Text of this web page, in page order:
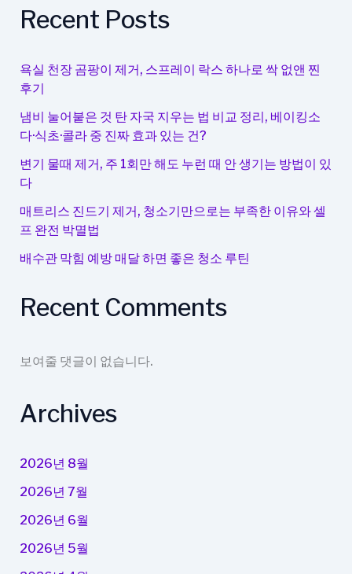
양
분
으
샐
러
드
욱
있
Recent Posts
욕실 천장 곰팡이 제거, 스프레이 락스 하나로 싹 없앤 찐
후기
냄비 눌어붙은 것 탄 자국 지우는 법 비교 정리, 베이킹소
다·식초·콜라 중 진짜 효과 있는 건?
변기 물때 제거, 주 1회만 해도 누런 때 안 생기는 방법이 있
다
매트리스 진드기 제거, 청소기만으로는 부족한 이유와 셀
프 완전 박멸법
배수관 막힘 예방 매달 하면 좋은 청소 루틴
Recent Comments
보여줄 댓글이 없습니다.
Archives
2026년 8월
2026년 7월
2026년 6월
2026년 5월